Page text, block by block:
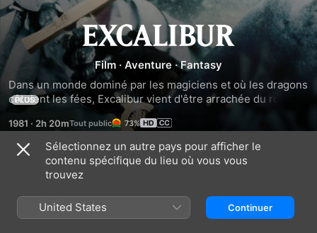
Excalibur
Film · Aventure ·Fantasy
Dans un monde dominé par les magiciens et où les dragons
côtoient les fées, Excalibur vient d'être arrachée du roc par
le jeune Arthur, qui accède ainsi à la souveraineté. Autour
du nouveau roi, les Chevaliers de la Table Ronde se lancent
dans une terrible épopée, la quête du Graal ...
PLUS
1981 · 2h 20m 73%
Bandes-annonces
Sélectionnez un autre pays pour afficher le
contenu spécifique du lieu où vous vous
trouvez
United States Continuer